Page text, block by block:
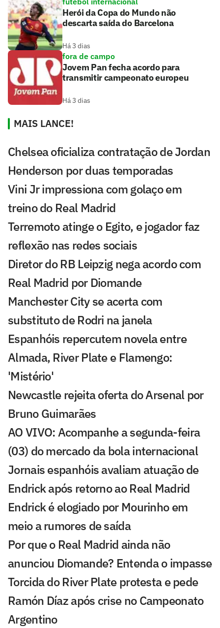
Herói da Copa do Mundo não
descarta saída do Barcelona
Há 3 dias
fora de campo
Jovem Pan fecha acordo para
transmitir campeonato europeu
Há 3 dias
MAIS LANCE!
Chelsea oficializa contratação de Jordan
Henderson por duas temporadas
Vini Jr impressiona com golaço em
treino do Real Madrid
Terremoto atinge o Egito, e jogador faz
reflexão nas redes sociais
Diretor do RB Leipzig nega acordo com
Real Madrid por Diomande
Manchester City se acerta com
substituto de Rodri na janela
Espanhóis repercutem novela entre
Almada, River Plate e Flamengo:
'Mistério'
Newcastle rejeita oferta do Arsenal por
Bruno Guimarães
AO VIVO: Acompanhe a segunda-feira
(03) do mercado da bola internacional
Jornais espanhóis avaliam atuação de
Endrick após retorno ao Real Madrid
Endrick é elogiado por Mourinho em
meio a rumores de saída
Por que o Real Madrid ainda não
anunciou Diomande? Entenda o impasse
Torcida do River Plate protesta e pede
Ramón Díaz após crise no Campeonato
Argentino